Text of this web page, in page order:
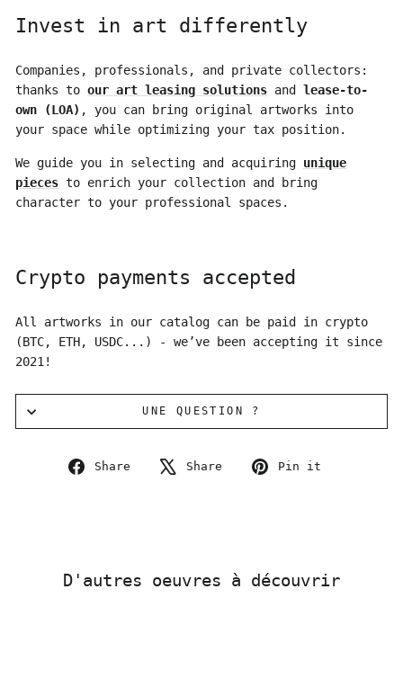
Invest in art differently
Companies, professionals, and private collectors:
thanks to our art leasing solutions and lease-to-
own (LOA) , you can bring original artworks into
your space while optimizing your tax position.
We guide you in selecting and acquiring unique
pieces to enrich your collection and bring
character to your professional spaces.
Crypto payments accepted
All artworks in our catalog can be paid in crypto
(BTC, ETH, USDC...) - we’ve been accepting it since
2021!
UNE QUESTION ?
Share
Share
Share
Tweet
Pin it
D'autres oeuvres à découvrir